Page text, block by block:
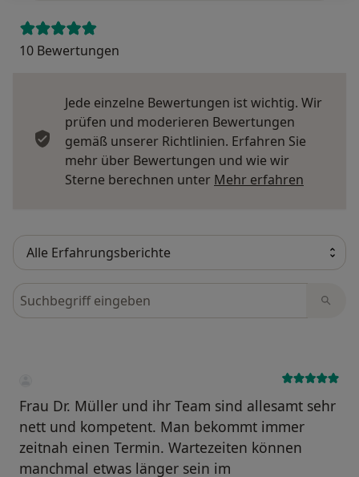
10 Bewertungen
Jede einzelne Bewertungen ist wichtig. Wir
prüfen und moderieren Bewertungen
gemäß unserer Richtlinien. Erfahren Sie
mehr über Bewertungen und wie wir
Sterne berechnen unter Mehr erfahren
Bewertungen durchsuchen
Frau Dr. Müller und ihr Team sind allesamt sehr
nett und kompetent. Man bekommt immer
zeitnah einen Termin. Wartezeiten können
manchmal etwas länger sein im